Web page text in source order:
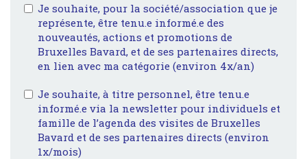
Je souhaite, pour la société/association que je
représente, être tenu.e informé.e des
nouveautés, actions et promotions de
Bruxelles Bavard, et de ses partenaires directs,
en lien avec ma catégorie (environ 4x/an)
Je souhaite, à titre personnel, être tenu.e
informé.e via la newsletter pour individuels et
famille de l’agenda des visites de Bruxelles
Bavard et de ses partenaires directs (environ
1x/mois)